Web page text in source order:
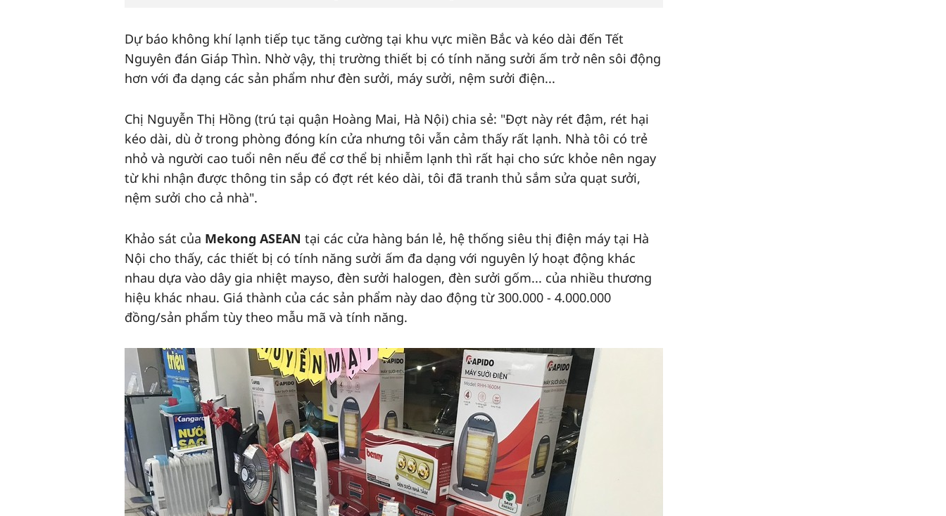
Dự báo không khí lạnh tiếp tục tăng cường tại khu vực miền Bắc và kéo dài đến Tết
Nguyên đán Giáp Thìn. Nhờ vậy, thị trường thiết bị có tính năng sưởi ấm trở nên sôi động
hơn với đa dạng các sản phẩm như đèn sưởi, máy sưởi, nệm sưởi điện...
Chị Nguyễn Thị Hồng (trú tại quận Hoàng Mai, Hà Nội) chia sẻ: "Đợt này rét đậm, rét hại
kéo dài, dù ở trong phòng đóng kín cửa nhưng tôi vẫn cảm thấy rất lạnh. Nhà tôi có trẻ
nhỏ và người cao tuổi nên nếu để cơ thể bị nhiễm lạnh thì rất hại cho sức khỏe nên ngay
từ khi nhận được thông tin sắp có đợt rét kéo dài, tôi đã tranh thủ sắm sửa quạt sưởi,
nệm sưởi cho cả nhà".
Khảo sát của Mekong ASEAN tại các cửa hàng bán lẻ, hệ thống siêu thị điện máy tại Hà
Nội cho thấy, các thiết bị có tính năng sưởi ấm đa dạng với nguyên lý hoạt động khác
nhau dựa vào dây gia nhiệt mayso, đèn sưởi halogen, đèn sưởi gốm... của nhiều thương
hiệu khác nhau. Giá thành của các sản phẩm này dao động từ 300.000 - 4.000.000
đồng/sản phẩm tùy theo mẫu mã và tính năng.